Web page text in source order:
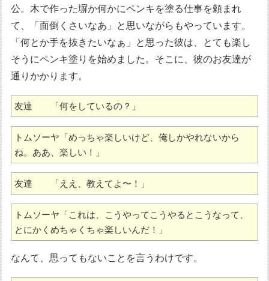
公。木で作った塀か何かにペンキを塗る仕事を頼まれ
て、「面倒くさいなあ」と思いながらもやっています。
「何とか手を抜きたいなぁ」と思った彼は、とても楽し
そうにペンキ塗りを始めました。そこに、彼のお友達が
通りかかります。
友達　　「何をしているの？」
トムソーヤ「めっちゃ楽しいけど、俺しかやれないから
ね。ああ、楽しい！」
友達　　「ええ、教えてよ〜！」
トムソーヤ「これは、こうやってこうやるとこうなって、
とにかくめちゃくちゃ楽しいんだ！」
なんて、思ってもないことを言うわけです。